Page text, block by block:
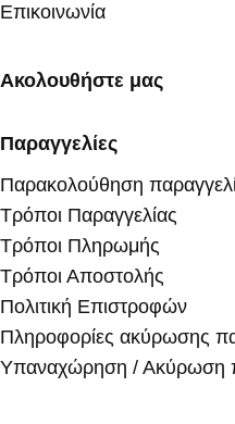
Επικοινωνία
Ακολουθήστε μας
Παραγγελίες
Παρακολούθηση
Τρόποι Παραγγελίας
Τρόποι Πληρωμής
Τρόποι Αποστολής
Πολιτική Επιστροφών
Πληροφορίες ακύρωσης
Υπαναχώρηση / Ακύρωση